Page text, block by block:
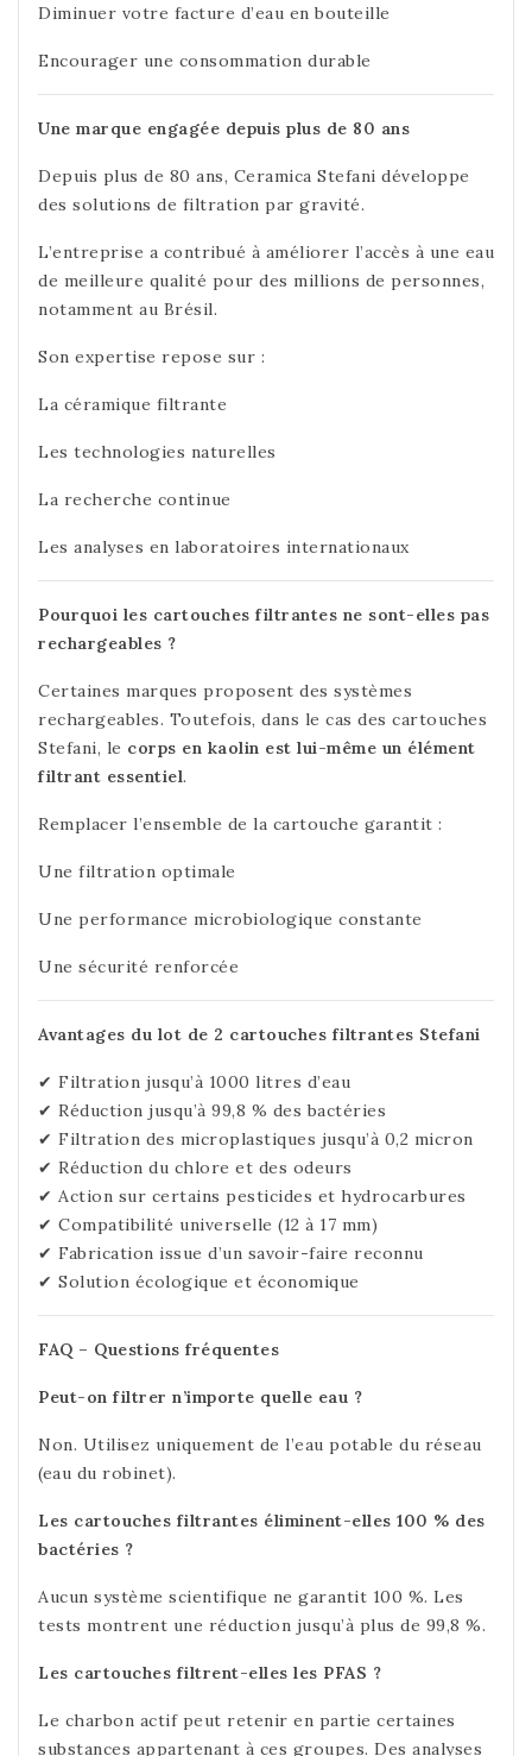
Diminuer votre facture d’eau en bouteille
Encourager une consommation durable
Une marque engagée depuis plus de 80 ans
Depuis plus de 80 ans, Ceramica Stefani développe
des solutions de filtration par gravité.
L’entreprise a contribué à améliorer l’accès à une eau
de meilleure qualité pour des millions de personnes,
notamment au Brésil.
Son expertise repose sur :
La céramique filtrante
Les technologies naturelles
La recherche continue
Les analyses en laboratoires internationaux
Pourquoi les cartouches filtrantes ne sont-elles pas
rechargeables ?
Certaines marques proposent des systèmes
rechargeables. Toutefois, dans le cas des cartouches
Stefani, le corps en kaolin est lui-même un élément
filtrant essentiel.
Remplacer l’ensemble de la cartouche garantit :
Une filtration optimale
Une performance microbiologique constante
Une sécurité renforcée
Avantages du lot de 2 cartouches filtrantes Stefani
✔ Filtration jusqu’à 1000 litres d’eau
✔ Réduction jusqu’à 99,8 % des bactéries
✔ Filtration des microplastiques jusqu’à 0,2 micron
✔ Réduction du chlore et des odeurs
✔ Action sur certains pesticides et hydrocarbures
✔ Compatibilité universelle (12 à 17 mm)
✔ Fabrication issue d’un savoir-faire reconnu
✔ Solution écologique et économique
FAQ – Questions fréquentes
Peut-on filtrer n’importe quelle eau ?
Non. Utilisez uniquement de l’eau potable du réseau
(eau du robinet).
Les cartouches filtrantes éliminent-elles 100 % des
bactéries ?
Aucun système scientifique ne garantit 100 %. Les
tests montrent une réduction jusqu’à plus de 99,8 %.
Les cartouches filtrent-elles les PFAS ?
Le charbon actif peut retenir en partie certaines
substances appartenant à ces groupes. Des analyses